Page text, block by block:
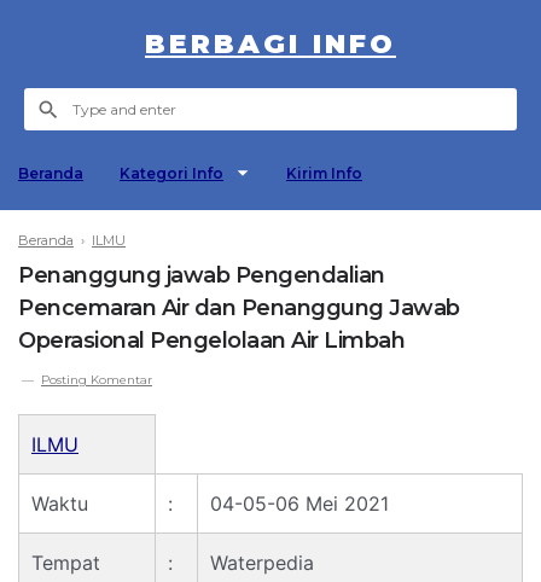
BERBAGI INFO
Beranda Kategori Info Kirim Info
Beranda › ILMU
Penanggung jawab Pengendalian
Pencemaran Air dan Penanggung Jawab
Operasional Pengelolaan Air Limbah
Posting Komentar
ILMU
Waktu : 04-05-06 Mei 2021
Tempat : Waterpedia